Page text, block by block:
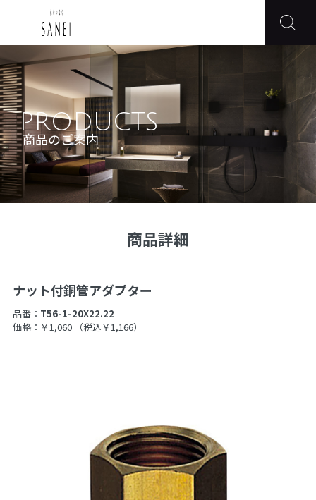
PRODUCTS
商品のご案内
商品詳細
ナット付銅管アダプター
品番： T56-1-20X22.22
価格：￥1,060
（税込￥1,166）